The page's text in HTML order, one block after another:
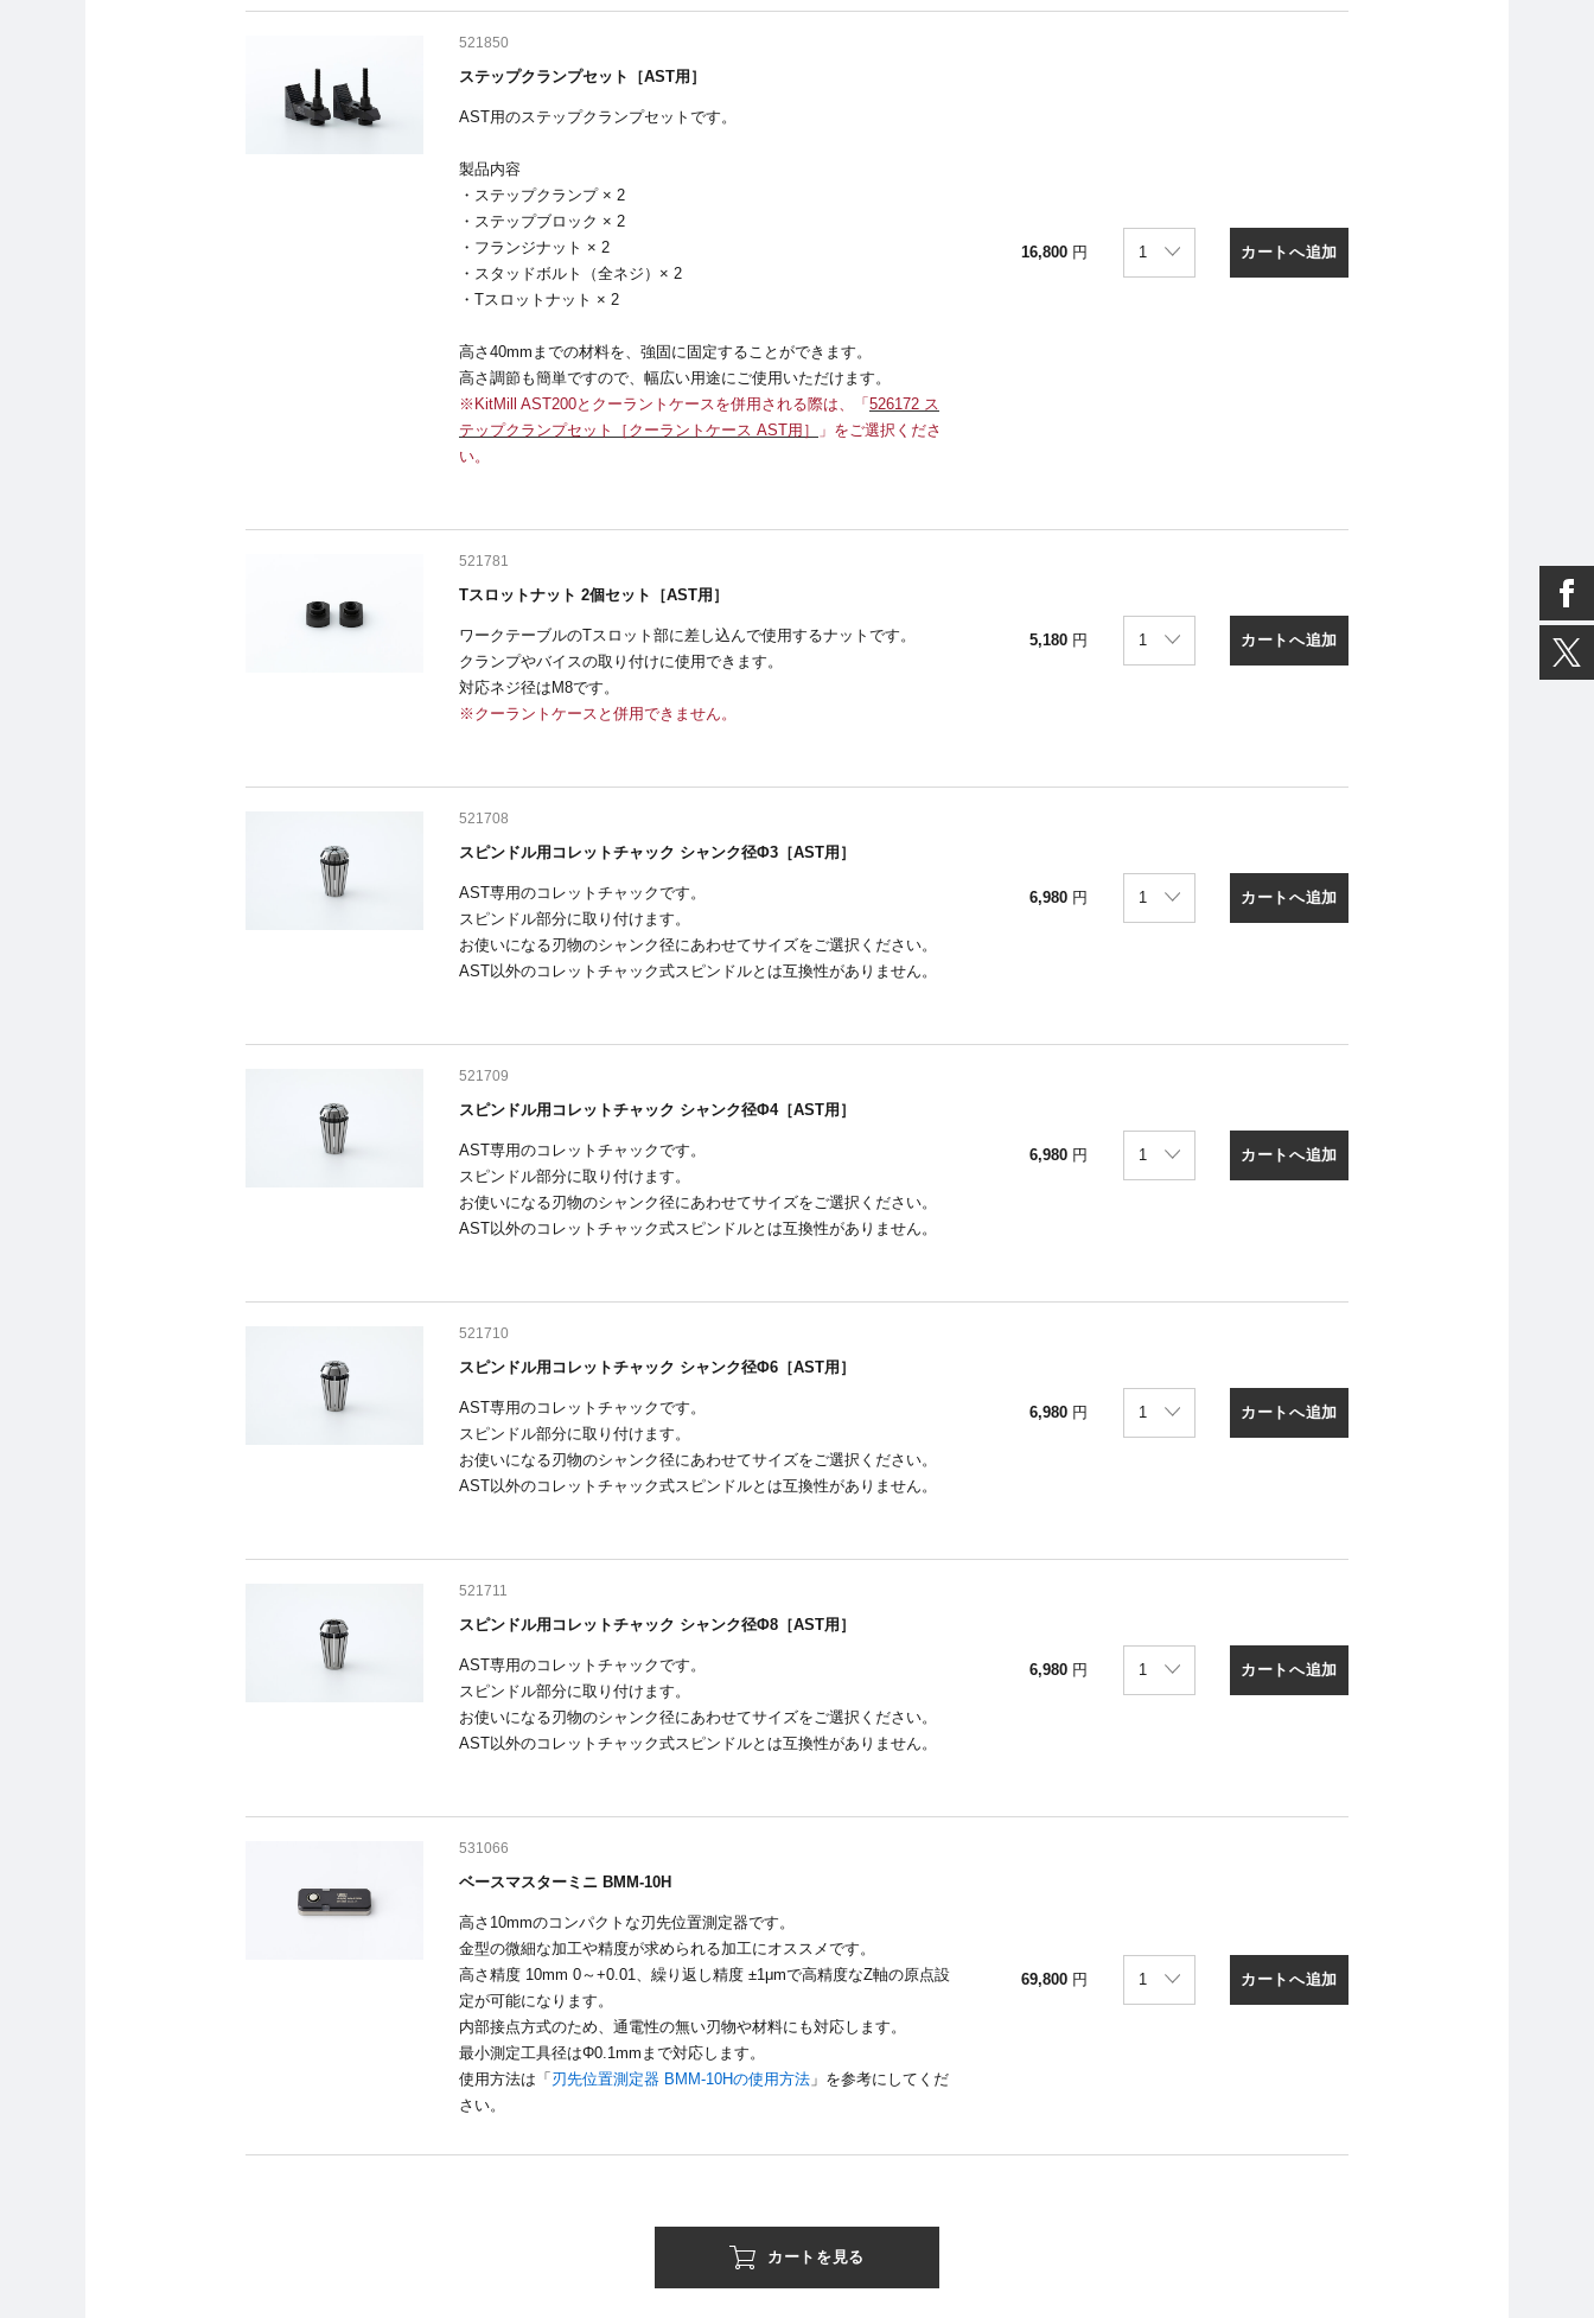
521850
ステップクランプセット［AST用］
AST用のステップクランプセットです。
製品内容
・ステップクランプ × 2
・ステップブロック × 2
・フランジナット × 2
・スタッドボルト（全ネジ）× 2
・Tスロットナット × 2
高さ40mmまでの材料を、強固に固定することができます。
高さ調節も簡単ですので、幅広い用途にご使用いただけます。
※KitMill AST200とクーラントケースを併用される際は、「 526172 ス
テップクランプセット［クーラントケース AST用］
」をご選択くださ
い。
16,800 円 カートへ追加
521781
Tスロットナット 2個セット［AST用］
ワークテーブルのTスロット部に差し込んで使用するナットです。
クランプやバイスの取り付けに使用できます。
対応ネジ径はM8です。
※クーラントケースと併用できません。
5,180 円 カートへ追加
521708
スピンドル用コレットチャック シャンク径Φ3［AST用］
AST専用のコレットチャックです。
スピンドル部分に取り付けます。
お使いになる刃物のシャンク径にあわせてサイズをご選択ください。
AST以外のコレットチャック式スピンドルとは互換性がありません。
6,980 円 カートへ追加
521709
スピンドル用コレットチャック シャンク径Φ4［AST用］
AST専用のコレットチャックです。
スピンドル部分に取り付けます。
お使いになる刃物のシャンク径にあわせてサイズをご選択ください。
AST以外のコレットチャック式スピンドルとは互換性がありません。
6,980 円 カートへ追加
521710
スピンドル用コレットチャック シャンク径Φ6［AST用］
AST専用のコレットチャックです。
スピンドル部分に取り付けます。
お使いになる刃物のシャンク径にあわせてサイズをご選択ください。
AST以外のコレットチャック式スピンドルとは互換性がありません。
6,980 円 カートへ追加
521711
スピンドル用コレットチャック シャンク径Φ8［AST用］
AST専用のコレットチャックです。
スピンドル部分に取り付けます。
お使いになる刃物のシャンク径にあわせてサイズをご選択ください。
AST以外のコレットチャック式スピンドルとは互換性がありません。
6,980 円 カートへ追加
531066
ベースマスターミニ BMM-10H
高さ10mmのコンパクトな刃先位置測定器です。
金型の微細な加工や精度が求められる加工にオススメです。
高さ精度 10mm 0～+0.01、繰り返し精度 ±1μmで高精度なZ軸の原点設
定が可能になります。
内部接点方式のため、通電性の無い刃物や材料にも対応します。
最小測定工具径はΦ0.1mmまで対応します。
使用方法は「 刃先位置測定器 BMM-10Hの使用方法 」を参考にしてくだ
さい。
69,800 円 カートへ追加
カートを見る